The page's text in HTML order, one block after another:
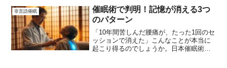
非言語催眠
催眠術で判明！記憶が消える3つ
のパターン
「10年間苦しんだ腰痛が、たった1回のセ
ッションで消えた」こんなことが本当に
起こり得るのでしょうか。日本催眠術倶